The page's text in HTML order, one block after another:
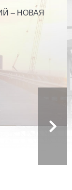
– НОВАЯ